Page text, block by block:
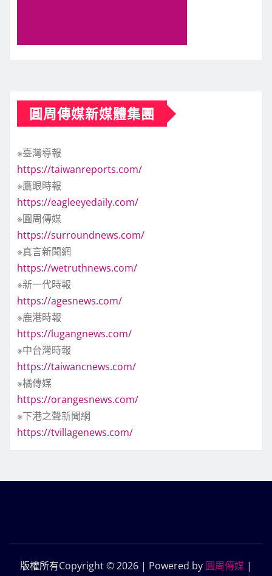
圓周傳媒新媒體集團
※臺灣導報
https://taiwanreports.com/
※鷹眼時報
https://eagleeyedaily.com/
※圓周傳媒
https://surroundnews.com/
※真言新聞網
https://wetruthnews.com/
※新一代時報
https://agesnews.com/
※鹿港時報
https://lugangnews.com/
※中台灣時報
https://taiwancnews.com/
※橘傳媒
https://orangesnews.com/
※下港之聲新聞網
https://tvillagenews.com/
版權所有Copyright © 2026 | Powered by 圓周傳媒 |